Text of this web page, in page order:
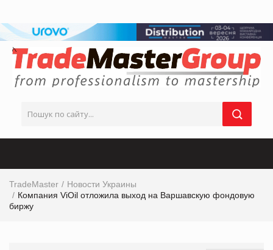
TradeMaster
Новости Украины
Компания ViOil отложила выход на Варшавскую фондовую
биржу